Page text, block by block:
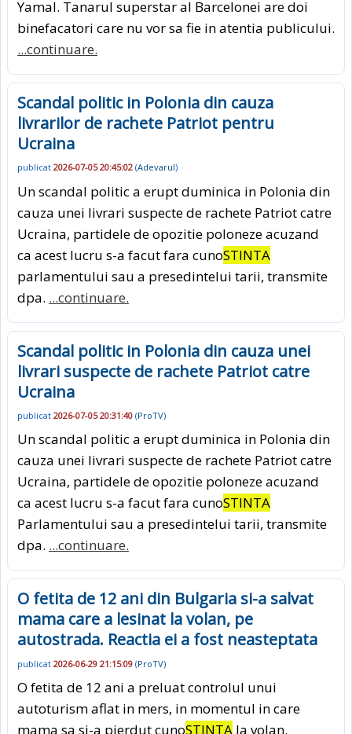
Yamal. Tanarul superstar al Barcelonei are doi
binefacatori care nu vor sa fie in atentia publicului.
...continuare.
Scandal politic in Polonia din cauza
livrarilor de rachete Patriot pentru
Ucraina
publicat 2026-07-05 20:45:02 (Adevarul)
Un scandal politic a erupt duminica in Polonia din
cauza unei livrari suspecte de rachete Patriot catre
Ucraina, partidele de opozitie poloneze acuzand
ca acest lucru s-a facut fara cunoSTINTA
parlamentului sau a presedintelui tarii, transmite
dpa. ...continuare.
Scandal politic in Polonia din cauza unei
livrari suspecte de rachete Patriot catre
Ucraina
publicat 2026-07-05 20:31:40 (ProTV)
Un scandal politic a erupt duminica in Polonia din
cauza unei livrari suspecte de rachete Patriot catre
Ucraina, partidele de opozitie poloneze acuzand
ca acest lucru s-a facut fara cunoSTINTA
Parlamentului sau a presedintelui tarii, transmite
dpa. ...continuare.
O fetita de 12 ani din Bulgaria si-a salvat
mama care a lesinat la volan, pe
autostrada. Reactia ei a fost neasteptata
publicat 2026-06-29 21:15:09 (ProTV)
O fetita de 12 ani a preluat controlul unui
autoturism aflat in mers, in momentul in care
mama sa si-a pierdut cunoSTINTA la volan.